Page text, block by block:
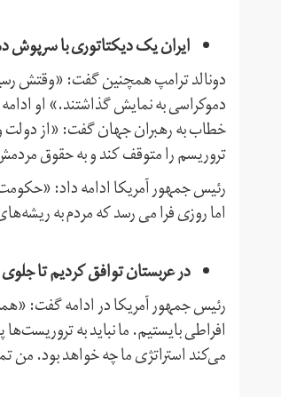
ایران یک دیکتاتوری با سرپوش
دونالد ترامپ همچنین گفت: «وقتش
دموکراسی به نمایش گذاشتند.» او
خطاب به رهبران جهان گفت: «از دولت
تروریسم را متوقف کند و به حقوق
رئیس جمهور آمریکا ادامه داد: «حکومت
اما روزی فرا می رسد که مردم به
در عربستان توافق کردیم تا
رئیس جمهور آمریکا در ادامه گفت:
افراطی بایستیم. ما نباید به
می‌کند استراتژی ما چه خواهد بود. من